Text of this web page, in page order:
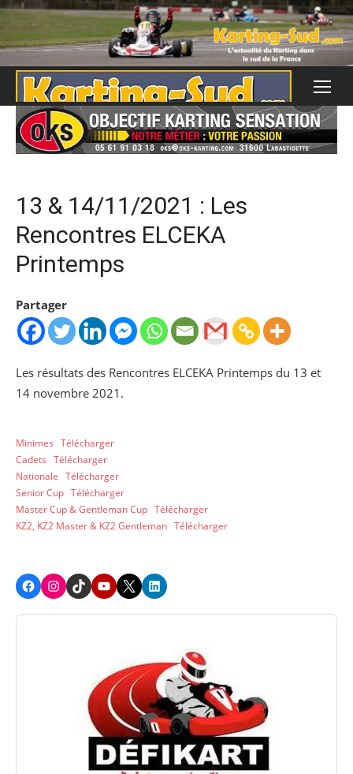
Skip
content
13 & 14/11/2021 : Les
Rencontres ELCEKA
Printemps
Partager
Les résultats des Rencontres ELCEKA Printemps du 13 et
14 novembre 2021.
Minimes Télécharger
Cadets Télécharger
Nationale Télécharger
Senior Cup Télécharger
Master Cup & Gentleman Cup Télécharger
KZ2, KZ2 Master & KZ2 Gentleman Télécharger
FacebookInstagram
TikTokYoutube
X LinkedIn